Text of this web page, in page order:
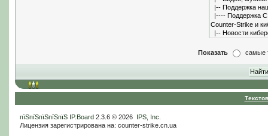
Показать самые
пїЅпїЅпїЅпїЅпїЅ IP.Board2.3.6 © 2026 IPS, Inc
Лицензия зарегистрирована на: counter-strike.cn.ua